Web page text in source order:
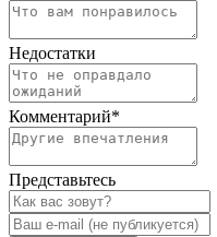
Недостатки
Комментарий*
Представьтесь